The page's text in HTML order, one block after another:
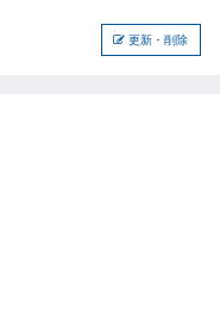
更新・削除